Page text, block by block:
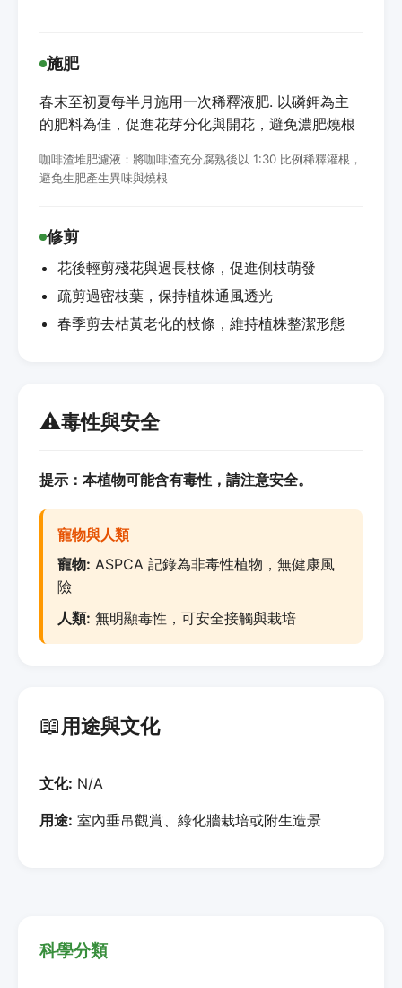
施肥
春末至初夏每半月施用一次稀釋液肥. 以磷鉀為主
的肥料為佳，促進花芽分化與開花，避免濃肥燒根
咖啡渣堆肥濾液：將咖啡渣充分腐熟後以 1:30 比例稀釋灌根，
避免生肥產生異味與燒根
修剪
花後輕剪殘花與過長枝條，促進側枝萌發
疏剪過密枝葉，保持植株通風透光
春季剪去枯黃老化的枝條，維持植株整潔形態
⚠️毒性與安全
提示：本植物可能含有毒性，請注意安全。
寵物與人類
寵物: ASPCA 記錄為非毒性植物，無健康風
險
人類: 無明顯毒性，可安全接觸與栽培
📖用途與文化
文化: N/A
用途: 室內垂吊觀賞、綠化牆栽培或附生造景
科學分類